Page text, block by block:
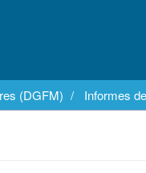
(DGFM) Informes